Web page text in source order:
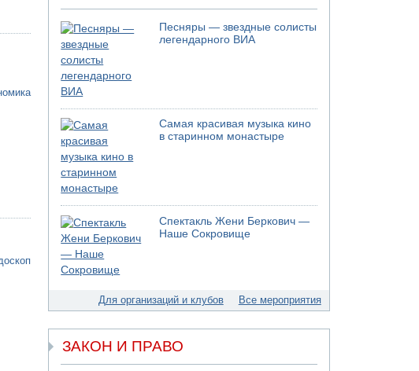
Песняры — звездные солисты
легендарного ВИА
Самая красивая музыка кино
в старинном монастыре
Спектакль Жени Беркович —
Наше Сокровище
Для организаций и клубов Все мероприятия
ЗАКОН И ПРАВО